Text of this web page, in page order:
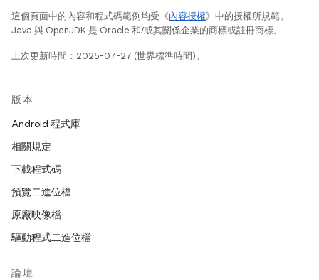
這個頁面中的內容和程式碼範例均受《內容授權》中的授權所規範。
Java 與 OpenJDK 是 Oracle 和/或其關係企業的商標或註冊商標。
上次更新時間：2025-07-27 (世界標準時間)。
版本
Android 程式庫
相關規定
下載程式碼
預覽二進位檔
原廠映像檔
驅動程式二進位檔
論壇